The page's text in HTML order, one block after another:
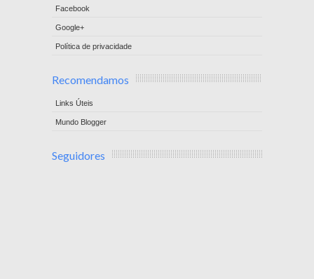
Facebook
Google+
Política de privacidade
Recomendamos
Links Úteis
Mundo Blogger
Seguidores